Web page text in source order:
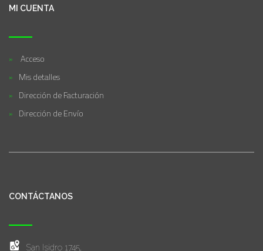
MI CUENTA
Acceso
Mis detalles
Dirección de Facturación
Dirección de Envío
CONTÁCTANOS
San Isidro 1745,